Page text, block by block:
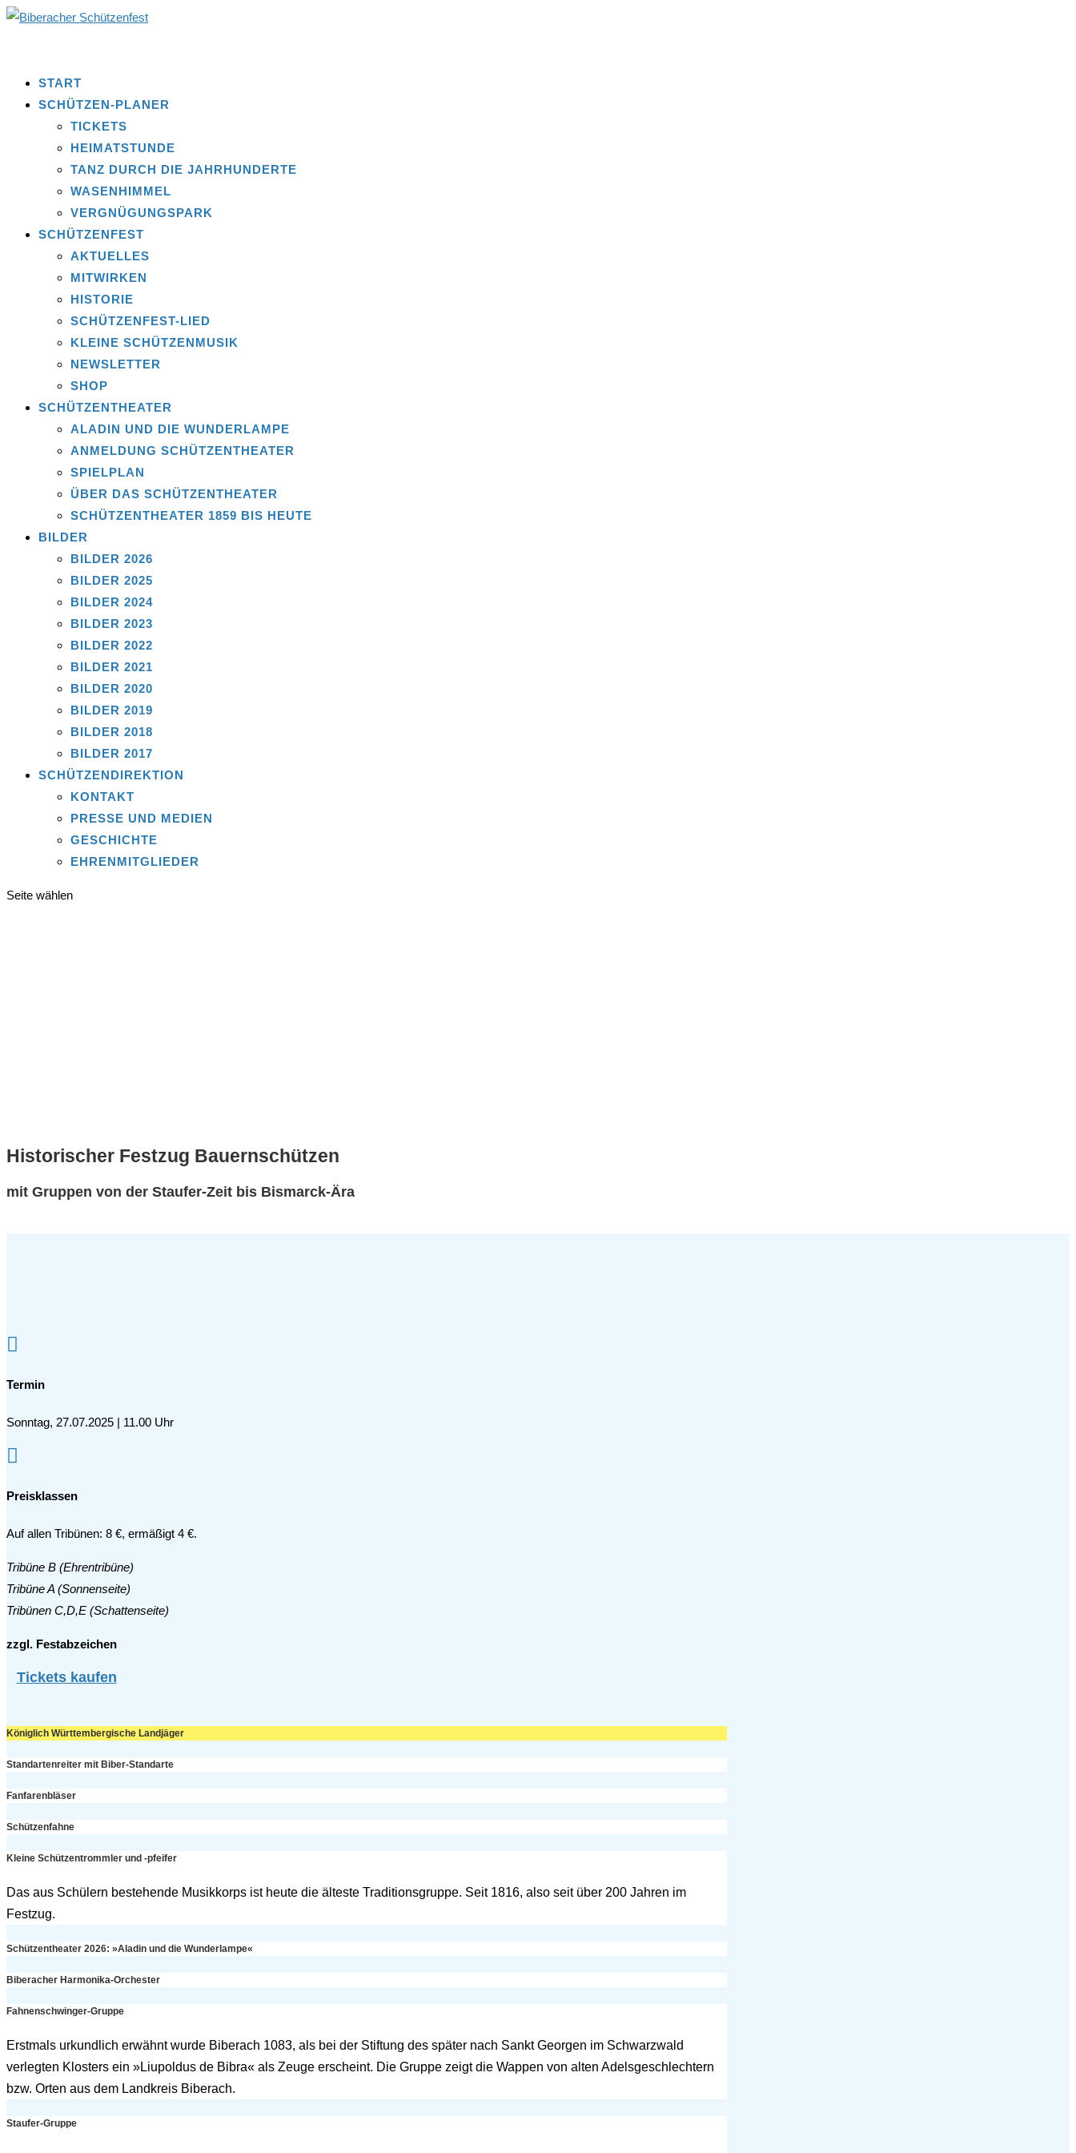
START
SCHÜTZEN-PLANER
TICKETS
HEIMATSTUNDE
TANZ DURCH DIE JAHRHUNDERTE
WASENHIMMEL
VERGNÜGUNGSPARK
SCHÜTZENFEST
AKTUELLES
MITWIRKEN
HISTORIE
SCHÜTZENFEST-LIED
KLEINE SCHÜTZENMUSIK
NEWSLETTER
SHOP
SCHÜTZENTHEATER
ALADIN UND DIE WUNDERLAMPE
ANMELDUNG SCHÜTZENTHEATER
SPIELPLAN
ÜBER DAS SCHÜTZENTHEATER
SCHÜTZENTHEATER 1859 BIS HEUTE
BILDER
BILDER 2026
BILDER 2025
BILDER 2024
BILDER 2023
BILDER 2022
BILDER 2021
BILDER 2020
BILDER 2019
BILDER 2018
BILDER 2017
SCHÜTZENDIREKTION
KONTAKT
PRESSE UND MEDIEN
GESCHICHTE
EHRENMITGLIEDER
Seite wählen
Historischer Festzug Bauernschützen
mit Gruppen von der Staufer-Zeit bis Bismarck-Ära

Termin
Sonntag, 27.07.2025 | 11.00 Uhr

Preisklassen
Auf allen Tribünen: 8 €, ermäßigt 4 €.
Tribüne B (Ehrentribüne)
Tribüne A (Sonnenseite)
Tribünen C,D,E (Schattenseite)
zzgl. Festabzeichen
Tickets kaufen
Königlich Württembergische Landjäger
Standartenreiter mit Biber-Standarte
Fanfarenbläser
Schützenfahne
Kleine Schützentrommler und -pfeifer
Das aus Schülern bestehende Musikkorps ist heute die älteste Traditionsgruppe. Seit 1816, also seit über 200 Jahren im
Festzug.
Schützentheater 2026: »Aladin und die Wunderlampe«
Biberacher Harmonika-Orchester
Fahnenschwinger-Gruppe
Erstmals urkundlich erwähnt wurde Biberach 1083, als bei der Stiftung des später nach Sankt Georgen im Schwarzwald
verlegten Klosters ein »Liupoldus de Bibra« als Zeuge erscheint. Die Gruppe zeigt die Wappen von alten Adelsgeschlechtern
bzw. Orten aus dem Landkreis Biberach.
Staufer-Gruppe